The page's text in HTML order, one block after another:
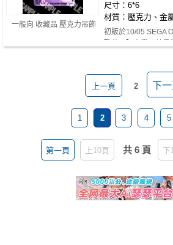
一般向 收藏品 壓克力吊飾
尺寸：6*6
材質：壓克力、金
初販於10/05 SEGA
上一頁 2 下一
1 2 3 4 5
第一頁 上10頁 共 6 頁 下